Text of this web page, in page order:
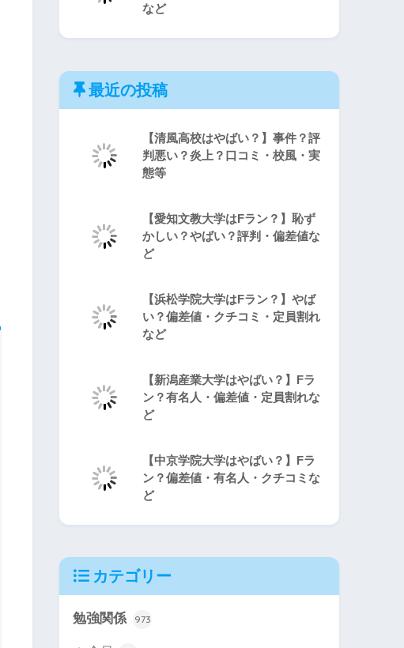
など
最近の投稿
【清風高校はやばい？】事件？評
判悪い？炎上？口コミ・校風・実
態等
【愛知文教大学はFラン？】恥ず
かしい？やばい？評判・偏差値な
ど
【浜松学院大学はFラン？】やば
い？偏差値・クチコミ・定員割れ
など
【新潟産業大学はやばい？】Fラ
ン？有名人・偏差値・定員割れな
ど
【中京学院大学はやばい？】Fラ
ン？偏差値・有名人・クチコミな
ど
カテゴリー
勉強関係 973